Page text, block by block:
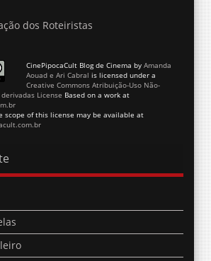
dos Roteiristas
CinePipocaCult Blog de Cinema by Amanda
Aouad e Ari Cabral is licensed under a
Creative Commons Atribuição-Uso Não-
License Based on a work at
scope of this license may be available at